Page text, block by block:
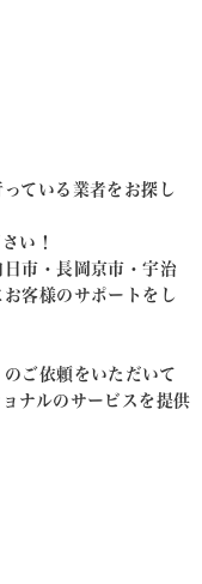
ている業者をお探し
い！
市・長岡京市・宇治
客様のサポートをし
ご依頼をいただいて
ナルのサービスを提供